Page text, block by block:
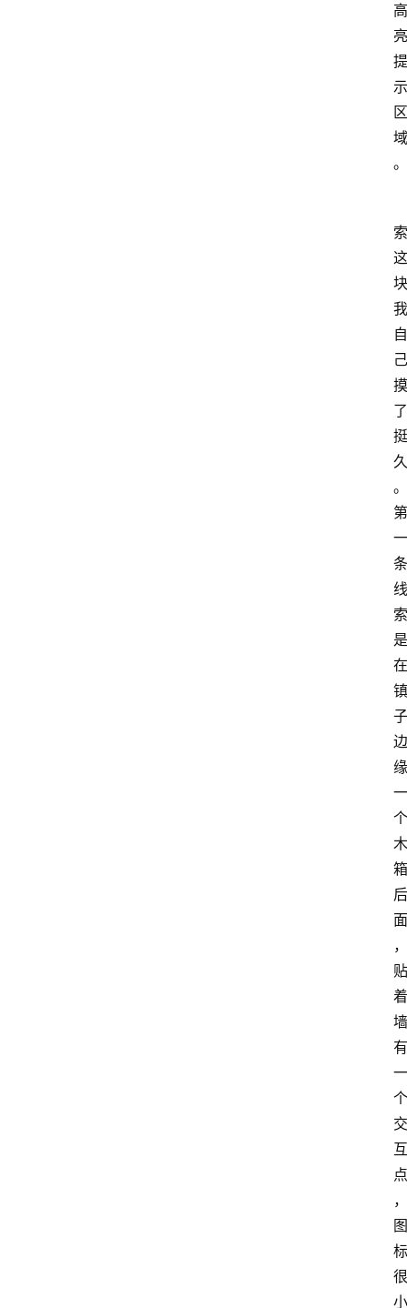
高
亮
提
示
区
域
。
索
这
块
我
自
己
摸
了
挺
久
。
第
一
条
线
索
是
在
镇
子
边
缘
一
个
木
箱
后
面
，
贴
着
墙
有
一
个
交
互
点
，
图
标
很
小